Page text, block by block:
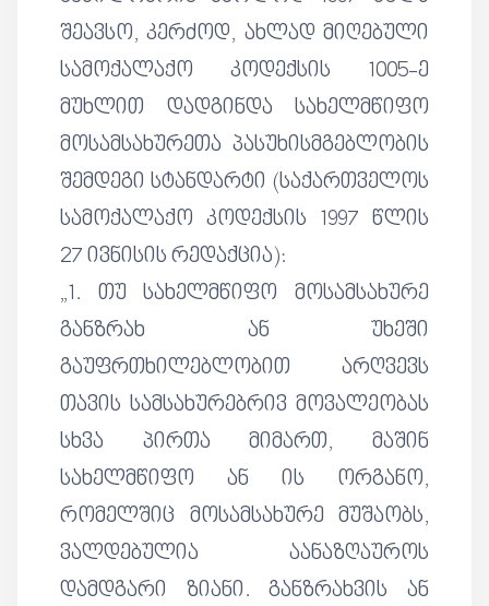
შეავსო, კერძოდ, ახლად მიღებული
სამოქალაქო კოდექსის 1005-ე
მუხლით დადგინდა სახელმწიფო
მოსამსახურეთა პასუხისმგებლობის
შემდეგი სტანდარტი (საქართველოს
სამოქალაქო კოდექსის 1997 წლის
27 ივნისის რედაქცია):
„1. თუ სახელმწიფო მოსამსახურე
განზრახ ან უხეში
გაუფრთხილებლობით არღვევს
თავის სამსახურებრივ მოვალეობას
სხვა პირთა მიმართ, მაშინ
სახელმწიფო ან ის ორგანო,
რომელშიც მოსამსახურე მუშაობს,
ვალდებულია აანაზღაუროს
დამდგარი ზიანი. განზრახვის ან